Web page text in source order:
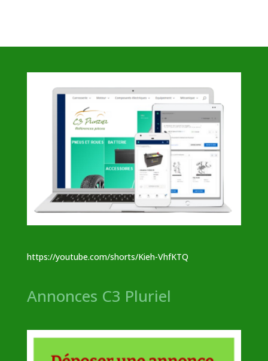
https://youtube.com/shorts/Kieh-VhfKTQ
Annonces C3 Pluriel